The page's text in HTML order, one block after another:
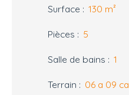
Surface : 130 m²
Pièces : 5
Salle de bains : 1
Terrain : 06 a 09 ca